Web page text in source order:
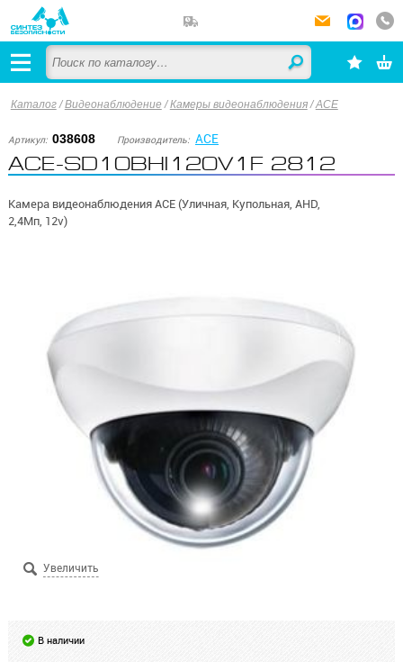
Каталог/Видеонаблюдение /Камеры видеонаблюдения /ACE
Артикул: 038608 Производитель: ACE
ACE-SD10BHI120V1F 2812
Камера видеонаблюдения ACE (Уличная, Купольная, AHD,
2,4Мп, 12v)
В наличии